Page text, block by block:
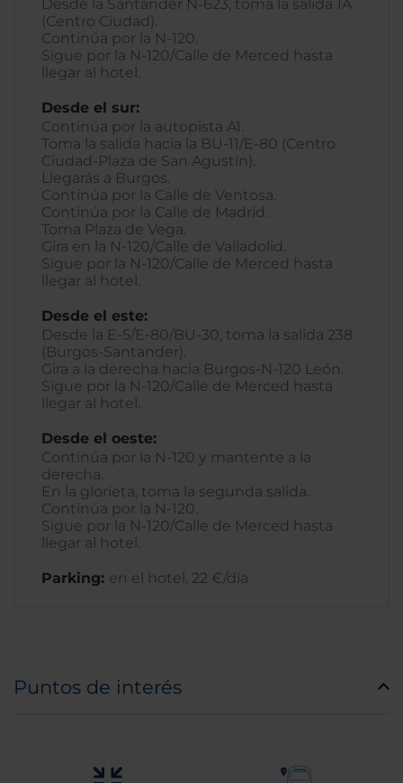
Desde la Santander N-623, toma la salida 1A
(Centro Ciudad).
Continúa por la N-120.
Sigue por la N-120/Calle de Merced hasta
llegar al hotel.
Desde el sur:
Continúa por la autopista A1.
Toma la salida hacia la BU-11/E-80 (Centro
Ciudad-Plaza de San Agustín).
Llegarás a Burgos.
Continúa por la Calle de Ventosa.
Continúa por la Calle de Madrid.
Toma Plaza de Vega.
Gira en la N-120/Calle de Valladolid.
Sigue por la N-120/Calle de Merced hasta
llegar al hotel.
Desde el este:
Desde la E-5/E-80/BU-30, toma la salida 238
(Burgos-Santander).
Gira a la derecha hacia Burgos-N-120 León.
Sigue por la N-120/Calle de Merced hasta
llegar al hotel.
Desde el oeste:
Continúa por la N-120 y mantente a la
derecha.
En la glorieta, toma la segunda salida.
Continúa por la N-120.
Sigue por la N-120/Calle de Merced hasta
llegar al hotel.
Parking: en el hotel, 22 €/día
Puntos de interés